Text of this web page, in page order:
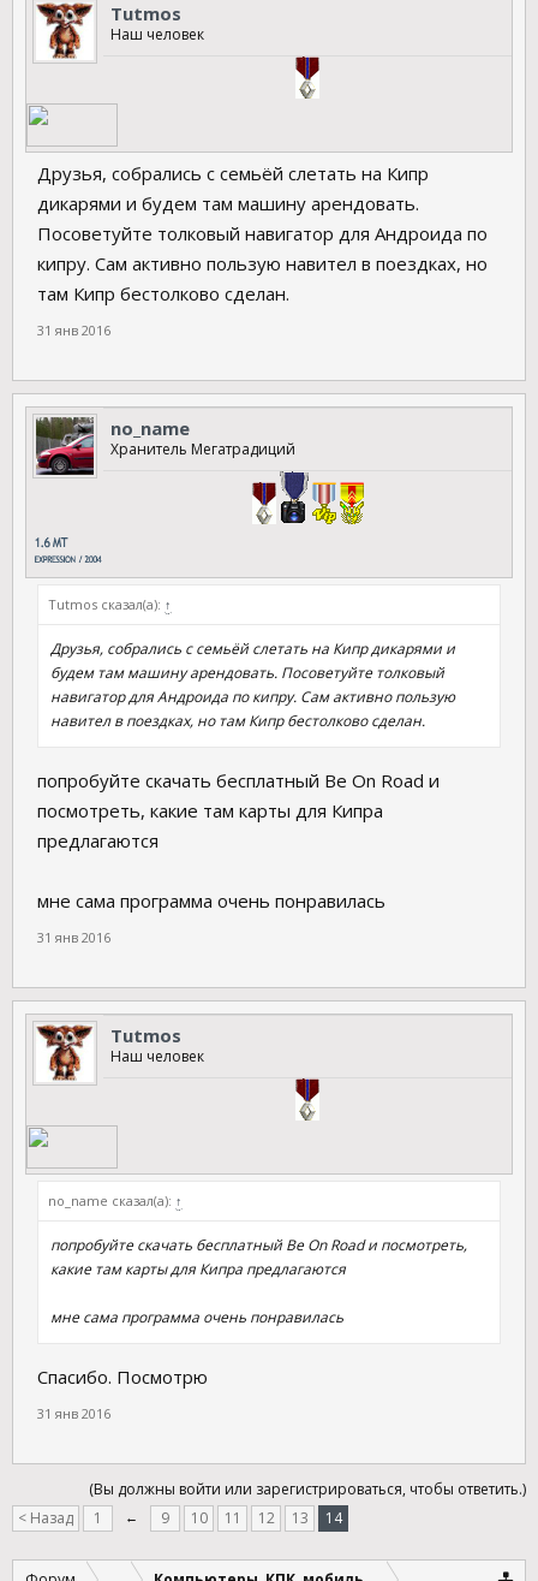
Tutmos
Наш человек
Друзья, собрались с семьёй слетать на Кипр
дикарями и будем там машину арендовать.
Посоветуйте толковый навигатор для Андроида по
кипру. Сам активно пользую навител в поездках, но
там Кипр бестолково сделан.
31 янв 2016
no_name
Хранитель Мегатрадиций
Tutmos сказал(а): ↑
Друзья, собрались с семьёй слетать на Кипр дикарями и
будем там машину арендовать. Посоветуйте толковый
навигатор для Андроида по кипру. Сам активно пользую
навител в поездках, но там Кипр бестолково сделан.
попробуйте скачать бесплатный Be On Road и
посмотреть, какие там карты для Кипра
предлагаются
мне сама программа очень понравилась
31 янв 2016
Tutmos
Наш человек
no_name сказал(а): ↑
попробуйте скачать бесплатный Be On Road и посмотреть,
какие там карты для Кипра предлагаются
мне сама программа очень понравилась
Спасибо. Посмотрю
31 янв 2016
(Вы должны войти или зарегистрироваться, чтобы ответить.)
< Назад
1 ← 9 10 11 12 13 14